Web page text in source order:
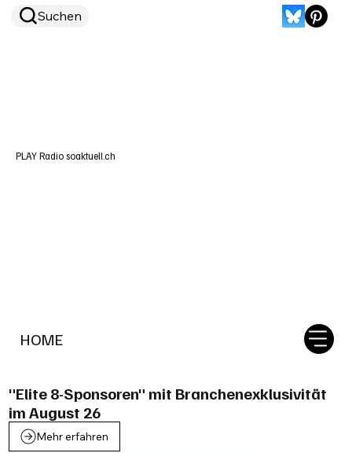
HOME
Suchen
PLAY Radio soaktuell.ch
"Elite 8-Sponsoren" mit Branchenexklusivität
im August 26
Mehr erfahren